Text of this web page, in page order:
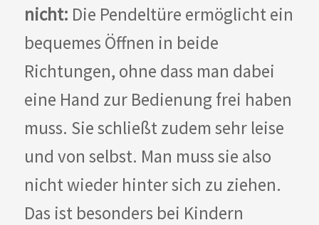
nicht: Die Pendeltüre ermöglicht ein
bequemes Öffnen in beide
Richtungen, ohne dass man dabei
eine Hand zur Bedienung frei haben
muss. Sie schließt zudem sehr leise
und von selbst. Man muss sie also
nicht wieder hinter sich zu ziehen.
Das ist besonders bei Kindern